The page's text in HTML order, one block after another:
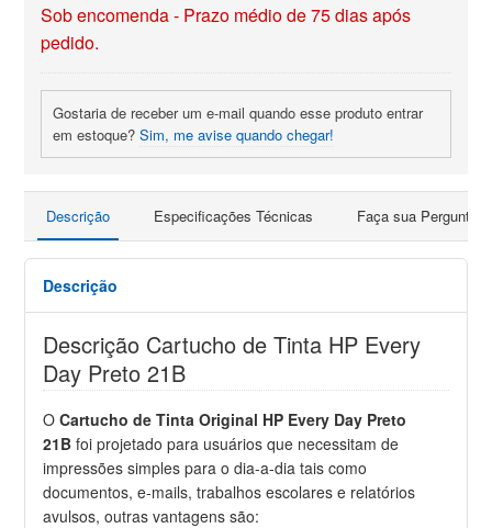
Sob encomenda - Prazo médio de 75 dias após
pedido.
Gostaria de receber um e-mail quando esse produto entrar
em estoque?Sim, me avise quando chegar!
Descrição Especificações Técnicas Faça sua Pergunta
Descrição
Descrição Cartucho de Tinta HP Every
Day Preto 21B
OCartucho de Tinta Original HP Every Day Preto
21Bfoi projetado para usuários que necessitam de
impressões simples para o dia-a-dia tais como
documentos, e-mails, trabalhos escolares e relatórios
avulsos, outras vantagens são: